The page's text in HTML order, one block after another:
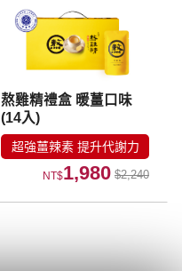
熬雞精禮盒 暖薑口味
(14入)
超強薑辣素 提升代謝力
NT$1,980 $2,240